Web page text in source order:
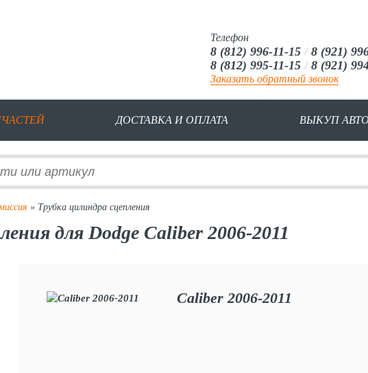
Телефон
8 (812) 996-11-15 / 8 (921)
8 (812) 995-11-15 / 8 (921)
Заказать обратный звонок
ДОСТАВКА И ОПЛАТА ВЫКУП
» Трубка цилиндра сцепления
для Dodge Caliber 2006-2011
Caliber 2006-2011